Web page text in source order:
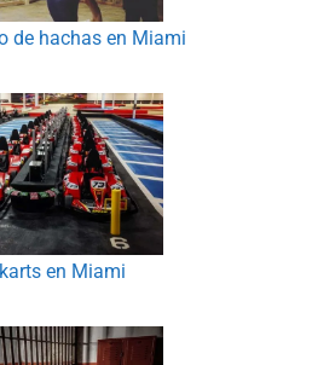
de hachas en Miami
karts en Miami